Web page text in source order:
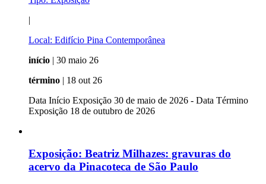
|
Local: Edifício Pina Contemporânea
início | 30 maio 26
término | 18 out 26
Data Início Exposição 30 de maio de 2026 - Data Término
Exposição 18 de outubro de 2026
Exposição: Beatriz Milhazes: gravuras do
acervo da Pinacoteca de São Paulo